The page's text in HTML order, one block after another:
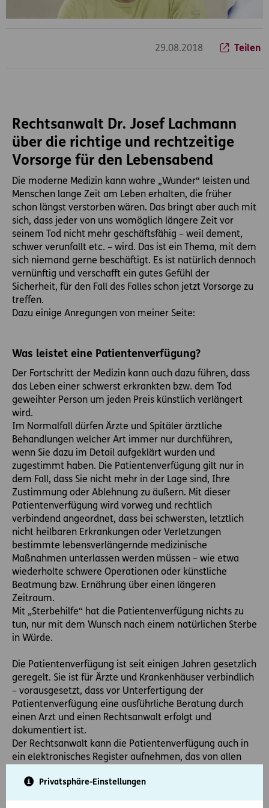
Privatsphäre-Einstellungen
29.08.2018 Teilen
Rechtsanwalt Dr. Josef Lachmann
über die richtige und rechtzeitige
Vorsorge für den Lebensabend
Die moderne Medizin kann wahre „Wunder“ leisten und
Menschen lange Zeit am Leben erhalten, die früher
schon längst verstorben wären. Das bringt aber auch mit
sich, dass jeder von uns womöglich längere Zeit vor
seinem Tod nicht mehr geschäftsfähig – weil dement,
schwer verunfallt etc. – wird. Das ist ein Thema, mit dem
sich niemand gerne beschäftigt. Es ist natürlich dennoch
vernünftig und verschafft ein gutes Gefühl der
Sicherheit, für den Fall des Falles schon jetzt Vorsorge zu
treffen.
Dazu einige Anregungen von meiner Seite:
Was leistet eine Patientenverfügung?
Der Fortschritt der Medizin kann auch dazu führen, dass
das Leben einer schwerst erkrankten bzw. dem Tod
geweihter Person um jeden Preis künstlich verlängert
wird.
Im Normalfall dürfen Ärzte und Spitäler ärztliche
Behandlungen welcher Art immer nur durchführen,
wenn Sie dazu im Detail aufgeklärt wurden und
zugestimmt haben. Die Patientenverfügung gilt nur in
dem Fall, dass Sie nicht mehr in der Lage sind, Ihre
Zustimmung oder Ablehnung zu äußern. Mit dieser
Patientenverfügung wird vorweg und rechtlich
verbindend angeordnet, dass bei schwersten, letztlich
nicht heilbaren Erkrankungen oder Verletzungen
bestimmte lebensverlängernde medizinische
Maßnahmen unterlassen werden müssen – wie etwa
wiederholte schwere Operationen oder künstliche
Beatmung bzw. Ernährung über einen längeren
Zeitraum.
Mit „Sterbehilfe“ hat die Patientenverfügung nichts zu
tun, nur mit dem Wunsch nach einem natürlichen Sterbe
in Würde.
Die Patientenverfügung ist seit einigen Jahren gesetzlich
geregelt. Sie ist für Ärzte und Krankenhäuser verbindlich
– vorausgesetzt, dass vor Unterfertigung der
Patientenverfügung eine ausführliche Beratung durch
einen Arzt und einen Rechtsanwalt erfolgt und
dokumentiert ist.
Der Rechtsanwalt kann die Patientenverfügung auch in
ein elektronisches Register aufnehmen, das von allen